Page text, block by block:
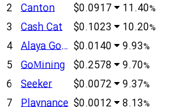
2 Canton $0.0917 11.40%
3 Cash Cat $0.1023 10.20%
4 Alaya Governance Token $0.0140 9.93%
5 GoМining $0.2578 9.70%
6 Seeker $0.0072 9.37%
7 Playnance $0.0012 8.13%